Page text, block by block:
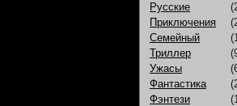
Русские
Приключения
Семейный
Триллер
Ужасы
Фантастика
Фэнтези